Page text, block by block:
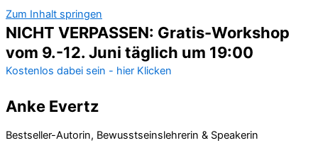
Zum Inhalt springen
NICHT VERPASSEN: Gratis-Workshop
vom 9.-12. Juni täglich um 19:00
Kostenlos dabei sein - hier Klicken
Anke Evertz
Bestseller-Autorin, Bewusstseinslehrerin & Speakerin